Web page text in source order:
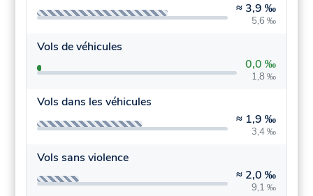
≈ 3,9 ‰
5,6 ‰
Vols de véhicules
0,0 ‰
1,8 ‰
Vols dans les véhicules
≈ 1,9 ‰
3,4 ‰
Vols sans violence
≈ 2,0 ‰
9,1 ‰